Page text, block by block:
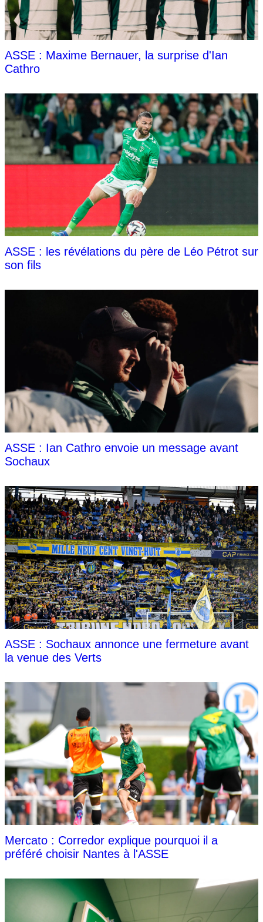
ASSE : Maxime Bernauer, la surprise d'Ian
Cathro
ASSE : les révélations du père de Léo Pétrot sur
son fils
ASSE : Ian Cathro envoie un message avant
Sochaux
ASSE : Sochaux annonce une fermeture avant
la venue des Verts
Mercato : Corredor explique pourquoi il a
préféré choisir Nantes à l'ASSE